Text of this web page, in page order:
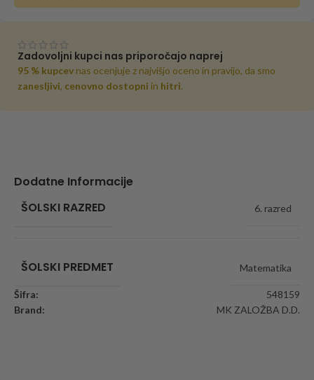
Zadovoljni kupci nas priporočajo naprej
95 % kupcev nas ocenjuje z najvišjo oceno in pravijo, da smo
zanesljivi, cenovno dostopni in hitri.
Dodatne Informacije
ŠOLSKI RAZRED
6. razred
ŠOLSKI PREDMET Matematika
Šifra:
548159
Brand:
MK ZALOŽBA D.D.